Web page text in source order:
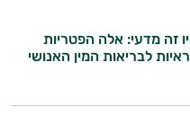
זה מדעי: אלה הפטריות
לבריאות המין האנושי
הטבעית
את תוספי
למטרות